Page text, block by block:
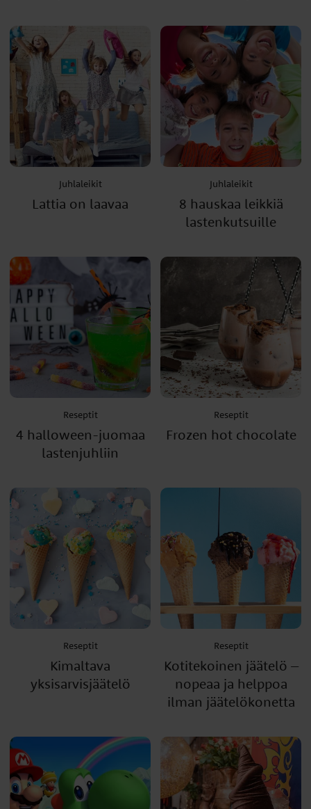
Juhlaleikit
Lattia on laavaa
Juhlaleikit
8 hauskaa leikkiä
lastenkutsuille
Reseptit
4 halloween-juomaa
lastenjuhliin
Reseptit
Frozen hot chocolate
Reseptit
Kimaltava
yksisarvisjäätelö
Reseptit
Kotitekoinen jäätelö –
nopeaa ja helppoa
ilman jäätelökonetta